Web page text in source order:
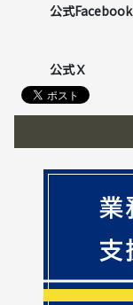
公式Facebook
公式Ｘ